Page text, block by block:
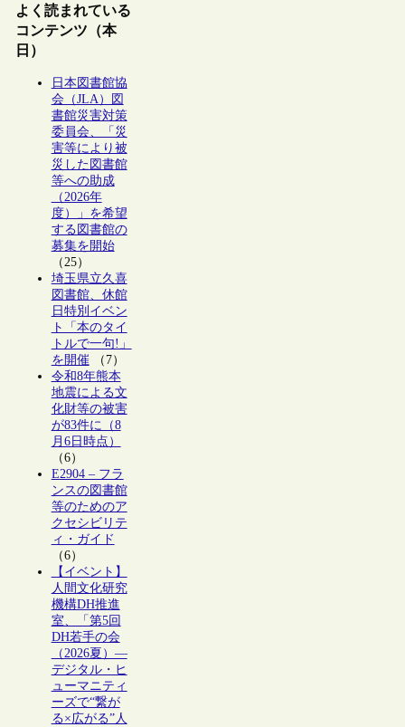
よく読まれている
コンテンツ（本
日）
日本図書館協
会（JLA）図
書館災害対策
委員会、「災
害等により被
災した図書館
等への助成
（2026年
度）」を希望
する図書館の
募集を開始
（25）
埼玉県立久喜
図書館、休館
日特別イベン
ト「本のタイ
トルで一句!」
を開催（7）
令和8年熊本
地震による文
化財等の被害
が83件に（8
月6日時点）
（6）
E2904 – フラ
ンスの図書館
等のためのア
クセシビリテ
ィ・ガイド
（6）
【イベント】
人間文化研究
機構DH推進
室、「第5回
DH若手の会
（2026夏）―
デジタル・ヒ
ューマニティ
ーズで“繋が
る×広がる”人